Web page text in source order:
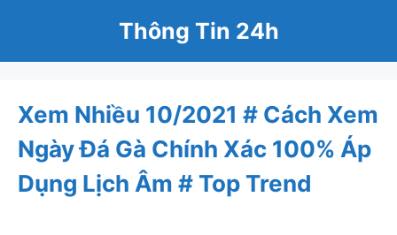
Thông Tin 24h
Lầu 3 - Compa Building - 293 Điện Biên Phủ -
Phường 15 - Bình Thạnh - TPHCM
Hotline: 0938189222
Dự báo thời tiết
Xem Nhiều 10/2021 # Cách Xem
Ngày Đá Gà Chính Xác 100% Áp
Dụng Lịch Âm # Top Trend